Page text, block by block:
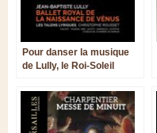
Pour danser la musique
de Lully, le Roi-Soleil
Madame, sa belle-soeur